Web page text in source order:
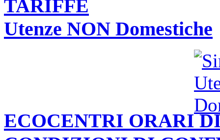
TARIFFE
Utenze NON Domestiche
ECOCENTRI ORARI